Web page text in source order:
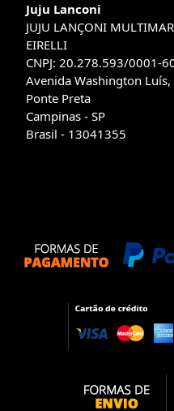
Juju Lanconi
JUJU LANÇONI
EIRELLI
CNPJ: 20.278.593/0001-
Avenida Washington Luís,
Ponte Preta
Campinas - SP
Brasil - 13041355